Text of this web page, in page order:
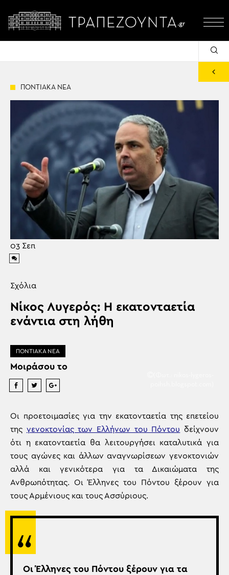
ΠΟΝΤΙΑΚΑ ΝΕΑ
03 Σεπ
Σχόλια
Νίκος Λυγερός: Η εκατονταετία
ενάντια στη λήθη
ΠΟΝΤΙΑΚΑ ΝΕΑ
Μοιράσου το
Οι προετοιμασίες για την εκατονταετία της επετείου
της γενοκτονίας των Ελλήνων του Πόντου δείχνουν
ότι η εκατονταετία θα λειτουργήσει καταλυτικά για
τους αγώνες και άλλων αναγνωρίσεων γενοκτονιών
αλλά και γενικότερα για τα Δικαιώματα της
Ανθρωπότητας. Οι Έλληνες του Πόντου ξέρουν για
τους Αρμένιους και τους Ασσύριους.
Οι Έλληνες του Πόντου ξέρουν για τα